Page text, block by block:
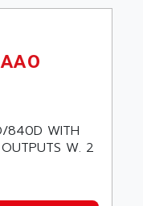
840D WITH
W. 2